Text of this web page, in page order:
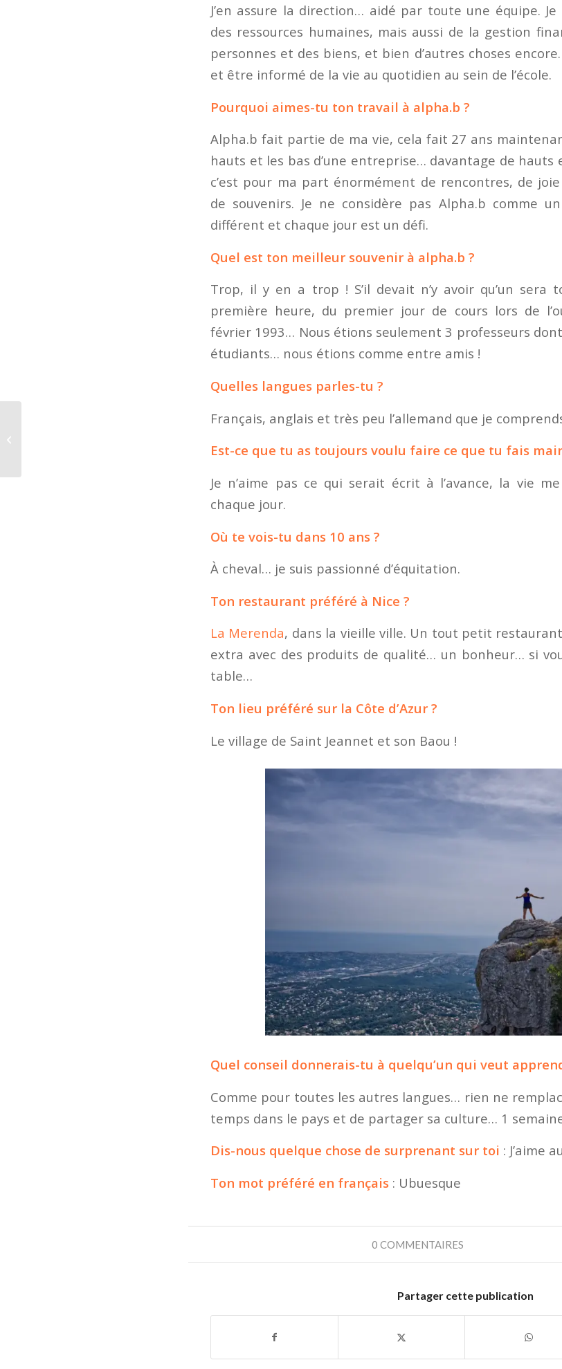
J’en assure la direction… aidé par toute une équipe. Je
des ressources humaines, mais aussi de la gestion
personnes et des biens, et bien d’autres choses
et être informé de la vie au quotidien au sein de l’école.
Pourquoi aimes-tu ton travail à alpha.b ?
Alpha.b fait partie de ma vie, cela fait 27 ans
hauts et les bas d’une entreprise… davantage de hauts
c’est pour ma part énormément de rencontres, de joie
de souvenirs. Je ne considère pas Alpha.b comme
différent et chaque jour est un défi.
Quel est ton meilleur souvenir à alpha.b ?
Trop, il y en a trop ! S’il devait n’y avoir qu’un sera
première heure, du premier jour de cours lors de
février 1993… Nous étions seulement 3 professeurs
étudiants… nous étions comme entre amis !
Quelles langues parles-tu ?
Français, anglais et très peu l’allemand que je
Est-ce que tu as toujours voulu faire ce que tu fais
Je n’aime pas ce qui serait écrit à l’avance, la vie
chaque jour.
Où te vois-tu dans 10 ans ?
À cheval… je suis passionné d’équitation.
Ton restaurant préféré à Nice ?
La Merenda, dans la vieille ville. Un tout petit
extra avec des produits de qualité… un bonheur… si
table…
Ton lieu préféré sur la Côte d’Azur ?
Le village de Saint Jeannet et son Baou !
Quel conseil donnerais-tu à quelqu’un qui veut
Comme pour toutes les autres langues… rien ne
temps dans le pays et de partager sa culture… 1
Dis-nous quelque chose de surprenant sur toi : J’aime
Ton mot préféré en français : Ubuesque
0 COMMENTAIRES
Partager cette publication